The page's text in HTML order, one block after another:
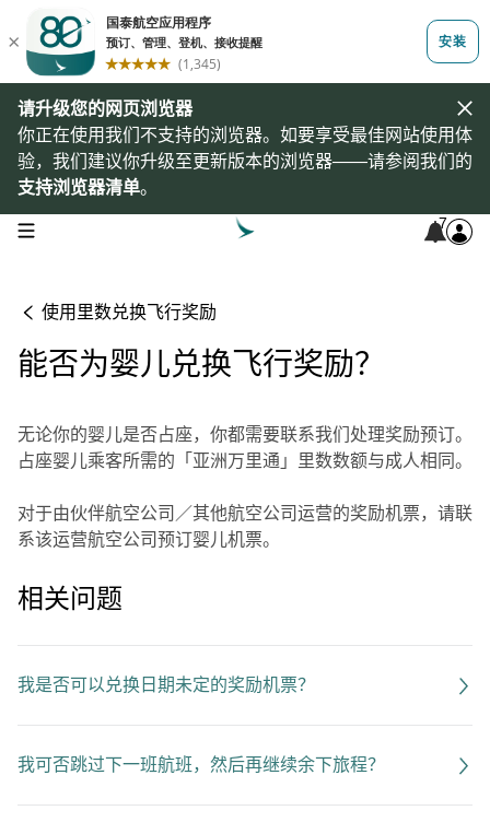
请升级您的网页浏览器
你正在使用我们不支持的浏览器。如要享受最佳网站使用体
验，我们建议你升级至更新版本的浏览器——请参阅我们的
支持浏览器清单。
open navigation menu 7
使用里数兑换飞行奖励
能否为婴儿兑换飞行奖励？
无论你的婴儿是否占座，你都需要联系我们处理奖励预订。
占座婴儿乘客所需的「亚洲万里通」里数数额与成人相同。
对于由伙伴航空公司／其他航空公司运营的奖励机票，请联
系该运营航空公司预订婴儿机票。
相关问题
我是否可以兑换日期未定的奖励机票？
我可否跳过下一班航班，然后再继续余下旅程？